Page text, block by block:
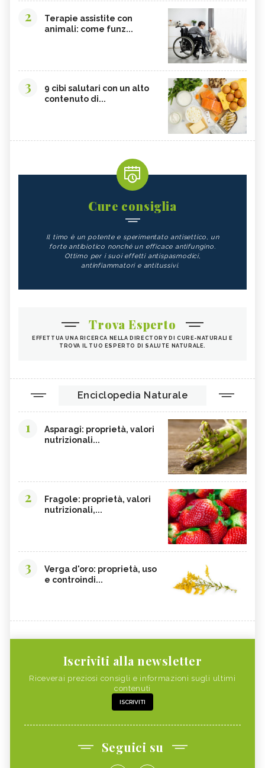
2
Terapie assistite con
animali: come funz...
3
9 cibi salutari con un alto
contenuto di...
Cure consiglia
Il timo è un potente e sperimentato antisettico, un
forte antibiotico nonché un efficace antifungino.
Ottimo per i suoi effetti antispasmodici,
antinfiammatori e antitussivi.
Trova Esperto
EFFETTUA UNA RICERCA NELLA DIRECTORY DI CURE-NATURALI E
TROVA IL TUO ESPERTO DI SALUTE NATURALE.
Enciclopedia Naturale
1
Asparagi: proprietà, valori
nutrizionali...
2
Fragole: proprietà, valori
nutrizionali,...
3
Verga d'oro: proprietà, uso
e controindi...
Iscriviti alla newsletter
Riceverai preziosi consigli e informazioni sugli ultimi
contenuti
ISCRIVITI
Seguici su